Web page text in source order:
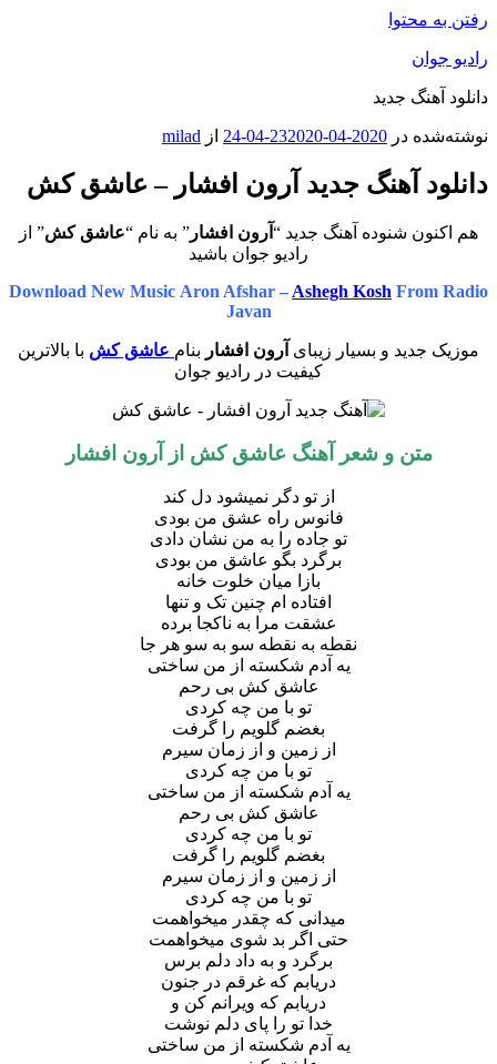
رفتن به محتوا
رادیو جوان
دانلود آهنگ جدید
نوشته‌شده در 2020-04-23
2020-04-24 از milad
دانلود آهنگ جدید آرون افشار – عاشق کش
هم اکنون شنوده آهنگ جدید “ آرون افشار ” به نام “عاشق کش” از
رادیو جوان باشید
Download New Music Aron Afshar – Ashegh Kosh From Radio
Javan
موزیک جدید و بسیار زیبای آرون افشار بنام عاشق کش با بالاترین
کیفیت در رادیو جوان
متن و شعر آهنگ عاشق کش از آرون افشار
از تو دگر نمیشود دل کند
فانوس راه عشق من بودی
تو جاده را به من نشان دادی
برگرد بگو عاشق من بودی
بازا میان خلوت خانه
افتاده ام چنین تک و تنها
عشقت مرا به ناکجا برده
نقطه به نقطه سو به سو هر جا
یه آدم شکسته از من ساختی
عاشق کش بی رحم
تو با من چه کردی
بغضم گلویم را گرفت
از زمین و از زمان سیرم
تو با من چه کردی
یه آدم شکسته از من ساختی
عاشق کش بی رحم
تو با من چه کردی
بغضم گلویم را گرفت
از زمین و از زمان سیرم
تو با من چه کردی
میدانی که چقدر میخواهمت
حتی اگر بد شوی میخواهمت
برگرد و به داد دلم برس
دریابم که غرقم در جنون
دریابم که ویرانم کن و
خدا تو را پای دلم نوشت
یه آدم شکسته از من ساختی